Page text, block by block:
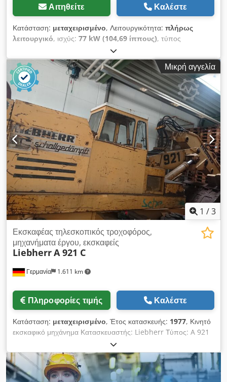
Αιτηθείτε Καλέστε
Κατάσταση: μεταχειρισμένο, Λειτουργικότητα: πλήρως
λειτουργικό, ισχύς: 77 kW (104,69 ίππους), τύπος
10.800 κιλ
2014, ώρες λειτουργίας:7.688 h, τύπος μετάδοσης κίνησης:
Diesel, Κινητός εκσκαφέας Τεχνική κατάσταση: καλή
Κατάσταση εμπρόσθιων ελαστικών: 20 - 40% Κατάσταση
οπίσθιων ελαστικών: 20 - 40% Περιγραφή: Τροχοφόρος
εκσκαφέας Takeuchi TB 295W – Έτος κατασκευής 2014 –
7688 ώρες λειτουργίας – 10,8 τόνους μάζα – Υδραυλικός ταχυ-
αλλαγέας – POWERTILT – 1 τεμ. σχεδόν καινούργιος κάδος
τάφρου 100 εκ. – 1 τεμ. μεταχειρισμένος κάδος τάφρου 40 εκ. –
1 τεμ. κάδος κλίσης 150 εκ. – Τετρακύλινδρος Turbo
πετρελαιοκινητήρας ISUZU 104 PS – Κλιματισμός – μακρύς
βραχίονας – ελαστικά περίπου 30% – σε καλή αρχική
κατάσταση – Ταχυσύνδεσμος, κάδοι, 3η βαλβίδα, 4η βαλβίδα,
θέρμανση, πλήρης καμπίνα, κλιματισμός, Cedpfx
Ahezngxgoijha
Μικρή αγγελία
1 /3
Γερμανία 1.611 km
Εκσκαφέας τηλεσκοπικός τροχοφόρος,
μηχανήματα έργου, εκσκαφείς
LiebherrA 921 C
Πληροφορίες τιμής Καλέστε
Κατάσταση: μεταχειρισμένο, Έτος κατασκευής: 1977, Κινητό
εκσκαφικό μηχάνημα Κατασκευαστής: Liebherr Τύπος: A 921
C Έτος κατασκευής: 1977 Βάρος / Βάρος κατά τη χρήση:
περίπου 18.000 kg Μήκος κατά τη μεταφορά: περίπου 8,50 –
9,00 m Πλάτος κατά τη μεταφορά: περίπου 2,48 – 2,50 m
Ύψος (πάνω από την καμπίνα): περίπου 3,15 – 3,20 m